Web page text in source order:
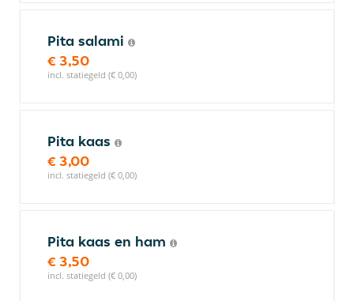
Pita salami
€ 3,50
incl. statiegeld (€ 0,00)
Pita kaas
€ 3,00
incl. statiegeld (€ 0,00)
Pita kaas en ham
€ 3,50
incl. statiegeld (€ 0,00)